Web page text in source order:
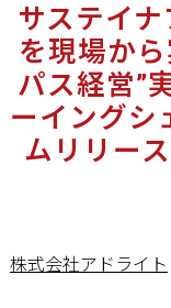
サステイ
を現場か
パス経営”
ーイングシ
ムリリー
株式会社アドライト